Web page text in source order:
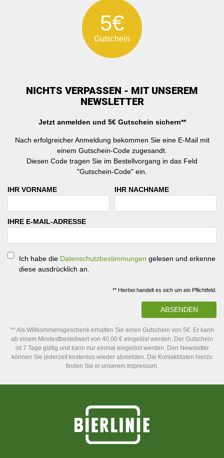
5€
Gutschein
NICHTS VERPASSEN - MIT UNSEREM
NEWSLETTER
Jetzt anmelden und 5€ Gutschein sichern**
Nach erfolgreicher Anmeldung bekommen Sie eine E-Mail mit
einem Gutschein-Code zugesandt.
Diesen Code tragen Sie im Bestellvorgang in das Feld
"Gutschein-Code" ein.
IHR VORNAME IHR NACHNAME
IHRE E-MAIL-ADRESSE
Ich habe die Datenschutzbestimmungen gelesen und erkenne
diese ausdrücklich an.
** Hierbei handelt es sich um ein Pflichtfeld.
ABSENDEN
** Als Willkommensgeschenk erhalten Sie einen Gutschein von 5€. Er kann
ab einem Mindestbestellwert von 40,00 € eingelöst werden. Der Gutschein
ist 7 Tage gültig und kann nur einmal eingelöst werden. Den Newsletter
können Sie jederzeit kostenlos wieder abmelden. Die Kontaktdaten hierzu
finden Sie in unserem Impressum.